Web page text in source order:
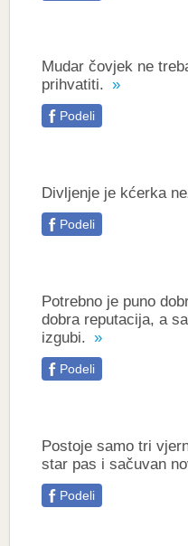
Mudar čovjek ne
prihvatiti.
Podeli
Divljenje je kćerka
Podeli
Potrebno je puno
dobra reputacija, a
izgubi.
Podeli
Postoje samo tri
star pas i sačuvan
Podeli